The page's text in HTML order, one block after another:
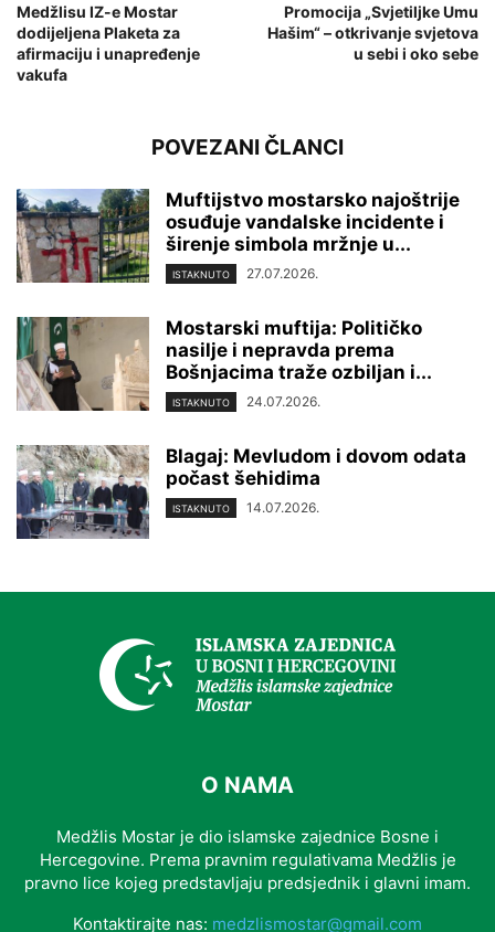
Medžlisu IZ-e Mostar
dodijeljena Plaketa za
afirmaciju i unapređenje
vakufa
Promocija „Svjetiljke Umu
Hašim“ – otkrivanje svjetova
u sebi i oko sebe
POVEZANI ČLANCI
Muftijstvo mostarsko najoštrije
osuđuje vandalske incidente i
širenje simbola mržnje u...
ISTAKNUTO 27.07.2026.
Mostarski muftija: Političko
nasilje i nepravda prema
Bošnjacima traže ozbiljan i...
ISTAKNUTO 24.07.2026.
Blagaj: Mevludom i dovom odata
počast šehidima
ISTAKNUTO 14.07.2026.
O NAMA
Medžlis Mostar je dio islamske zajednice Bosne i
Hercegovine. Prema pravnim regulativama Medžlis je
pravno lice kojeg predstavljaju predsjednik i glavni imam.
Kontaktirajte nas: medzlismostar@gmail.com